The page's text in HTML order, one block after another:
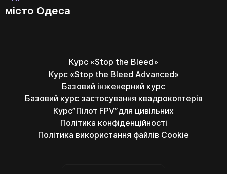
Курс «Stop the Bleed»
Курс «Stop the Bleed Advanced»
Базовий інженерний курс
Базовий курс застосування квадрокоптерів
Курс”Пілот FPV”для цивільних
Політика конфіденційності
Політика використання файлів Cookie
місто Одеса